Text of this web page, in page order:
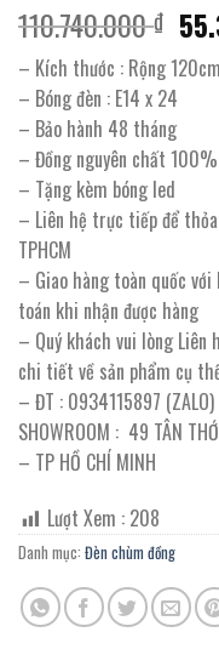
110.740.000₫ Giá
là:
– Kích thước : Rộng
– Bóng đèn : E14 x 24
– Bảo hành 48 tháng
– Đồng nguyên chất 100%
– Tặng kèm bóng led
– Liên hệ trực tiếp để
TPHCM
– Giao hàng toàn quốc
toán khi nhận được hàng
– Quý khách vui lòng
chi tiết về sản phẩm cụ
– ĐT : 0934115897 (ZALO)
SHOWROOM : 49 TÂN
– TP HỒ CHÍ MINH
Lượt Xem : 208
Danh mục: Đèn chùm đồng